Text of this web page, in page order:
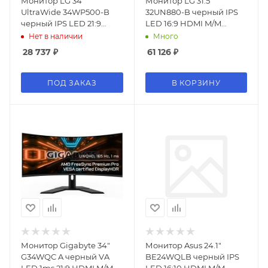
UltraWide 34WP500-B
черный IPS LED 21:9
HDMI матовая 250cd
75Hz FreeSync FHD 5.9кг
Нет в наличии
28 737 ₽
ПОД ЗАКАЗ
32UN880-B черный IPS
LED 16:9 HDMI M/M
матовая HAS Piv 350cd
60Hz DP 4K USB 10.3кг
Много
61 126₽
В КОРЗИНУ
Монитор Gigabyte 34"
G34WQC A черный VA
Монитор Asus 24.1"
BE24WQLB черный IPS